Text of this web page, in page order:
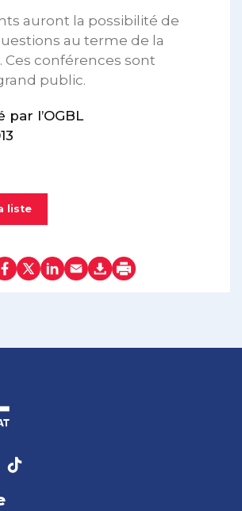
auront la possibilité de
au terme de la
Ces conférences sont
public.
l’OGBL
liste